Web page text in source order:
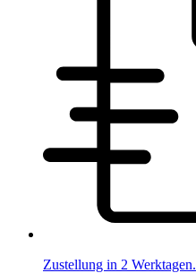
Zustellung in 2 Werktagen.